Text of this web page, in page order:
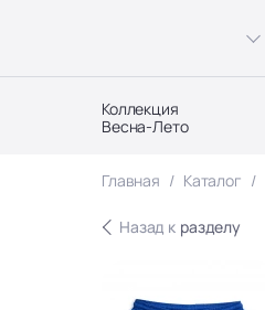
Коллекция
Весна-Лето
Главная Каталог
Назад к разделу